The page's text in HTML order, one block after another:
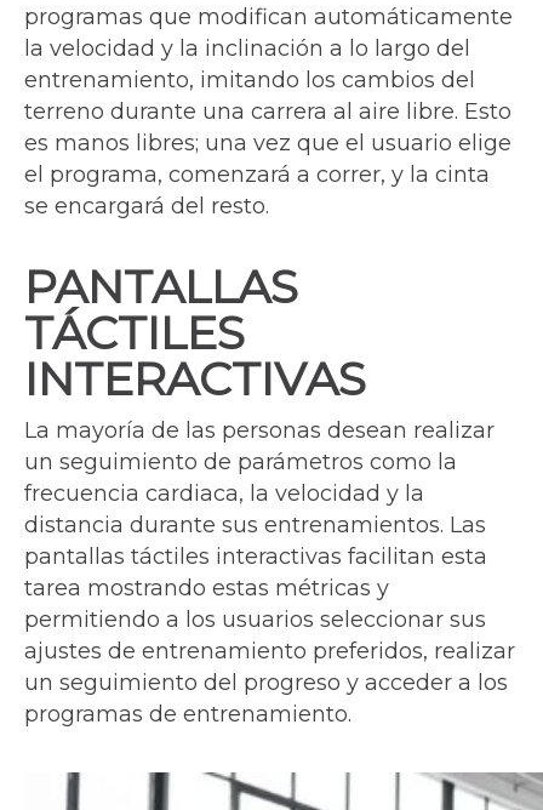
programas que modifican automáticamente
la velocidad y la inclinación a lo largo del
entrenamiento, imitando los cambios del
terreno durante una carrera al aire libre. Esto
es manos libres; una vez que el usuario elige
el programa, comenzará a correr, y la cinta
se encargará del resto.
PANTALLAS
TÁCTILES
INTERACTIVAS
La mayoría de las personas desean realizar
un seguimiento de parámetros como la
frecuencia cardiaca, la velocidad y la
distancia durante sus entrenamientos. Las
pantallas táctiles interactivas facilitan esta
tarea mostrando estas métricas y
permitiendo a los usuarios seleccionar sus
ajustes de entrenamiento preferidos, realizar
un seguimiento del progreso y acceder a los
programas de entrenamiento.